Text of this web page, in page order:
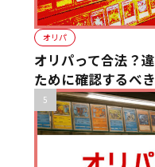
オリパ
オリパって合法？
ために確認するべ